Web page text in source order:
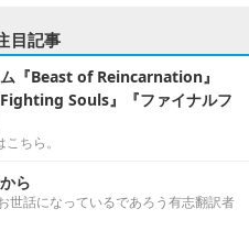
目記事
『Beast of Reincarnation』
Fighting Souls』『ファイナルフ
ちら。
ら
世話になっているであろう有志翻訳者